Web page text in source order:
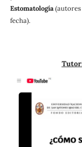
Estomatología(autores
fecha).